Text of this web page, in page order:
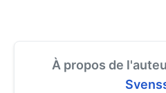
À propos de